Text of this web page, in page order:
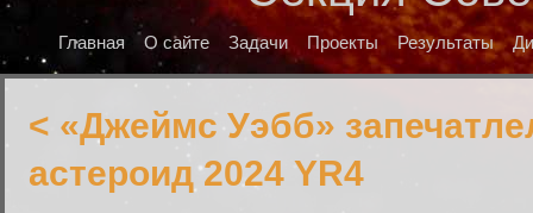
Главная О сайте Задачи Проекты Результаты
< «Джеймс Уэбб»
астероид 2024 YR4